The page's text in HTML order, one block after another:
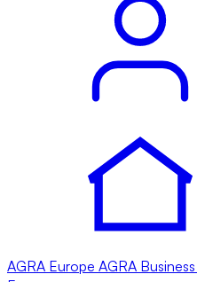
AGRA Europe AGRA Business